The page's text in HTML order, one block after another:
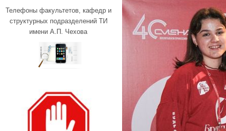
Телефоны факультетов, кафедр и
структурных подразделений ТИ
имени А.П. Чехова